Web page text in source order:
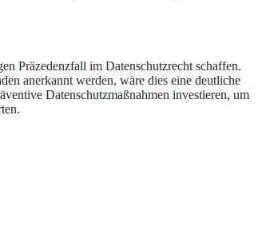
Präzedenzfall im Datenschutzrecht schaffen.
anerkannt werden, wäre dies eine deutliche
Datenschutzmaßnahmen investieren, um